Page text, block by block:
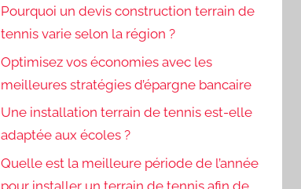
Pourquoi un devis construction terrain de
tennis varie selon la région ?
Optimisez vos économies avec les
meilleures stratégies d’épargne bancaire
Une installation terrain de tennis est-elle
adaptée aux écoles ?
Quelle est la meilleure période de l’année